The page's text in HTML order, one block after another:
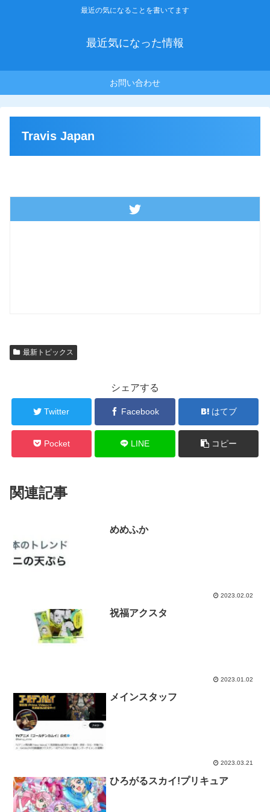
最近の気になることを書いてます
最近気になった情報
お問い合わせ
Travis Japan
最新トピックス
シェアする
Twitter Facebook はてブ
Pocket LINE コピー
関連記事
めめふか
2023.02.02
祝福アクスタ
2023.01.02
メインスタッフ
2023.03.21
ひろがるスカイ!プリキュア